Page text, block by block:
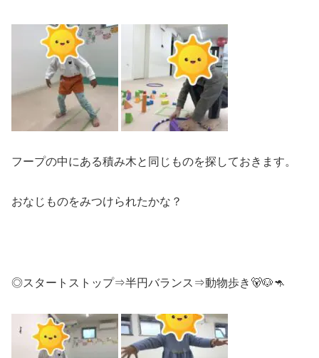
フープの中にある積み木と同じものを探しておきます。
おなじものをみつけられたかな？
◎スタートストップ⇒半円バランス⇒動物歩き🐻🐶🦘